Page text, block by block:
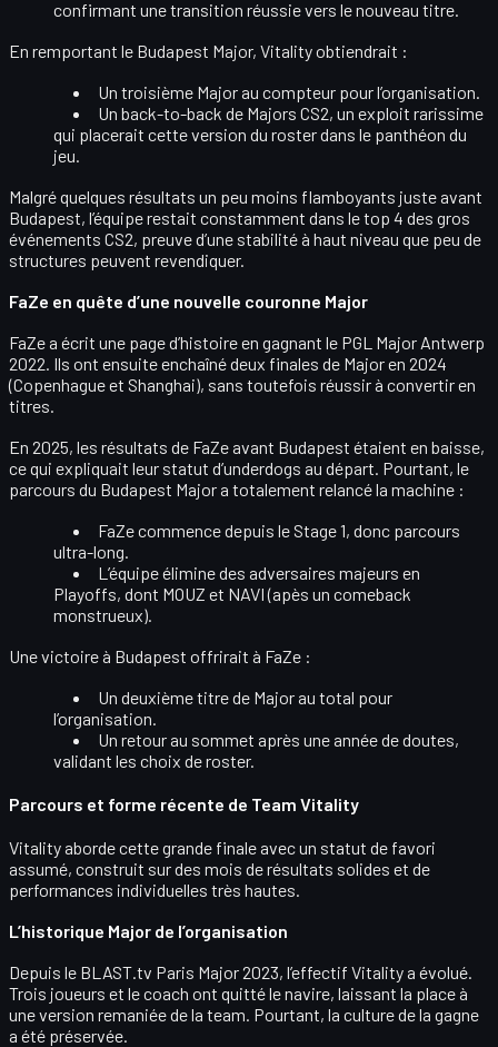
confirmant une transition réussie vers le nouveau titre.
En remportant le Budapest Major, Vitality obtiendrait :
Un troisième Major au compteur pour l’organisation.
Un back-to-back de Majors CS2, un exploit rarissime
qui placerait cette version du roster dans le panthéon du
jeu.
Malgré quelques résultats un peu moins flamboyants juste avant
Budapest, l’équipe restait constamment dans letop 4 des gros
événements CS2, preuve d’une stabilité à haut niveau que peu de
structures peuvent revendiquer.
FaZe en quête d’une nouvelle couronne Major
FaZe a écrit une page d’histoire en gagnant le PGL Major Antwerp
2022. Ils ont ensuite enchaîné deux finales de Major en 2024
(Copenhague et Shanghai), sans toutefois réussir à convertir en
titres.
En 2025, les résultats de FaZe avant Budapest étaient en baisse,
ce qui expliquait leur statut d’underdogs au départ. Pourtant, le
parcours du Budapest Major a totalement relancé la machine :
FaZe commence depuis le Stage 1, donc parcours
ultra-long.
L’équipe élimine des adversaires majeurs en
Playoffs, dont MOUZ et NAVI(apès un comeback
monstrueux).
Une victoire à Budapest offrirait à FaZe :
Un deuxième titre de Major au total pour
l’organisation.
Un retour au sommet après une année de doutes,
validant les choix de roster.
Parcours et forme récente de Team Vitality
Vitality aborde cette grande finale avec un statut de favori
assumé, construit sur des mois de résultats solides et de
performances individuelles très hautes.
L’historique Major de l’organisation
Depuis le BLAST.tv Paris Major 2023, l’effectif Vitality a évolué.
Trois joueurs et le coach ont quitté le navire, laissant la place à
une version remaniée de la team. Pourtant, la culture de la gagne
a été préservée.